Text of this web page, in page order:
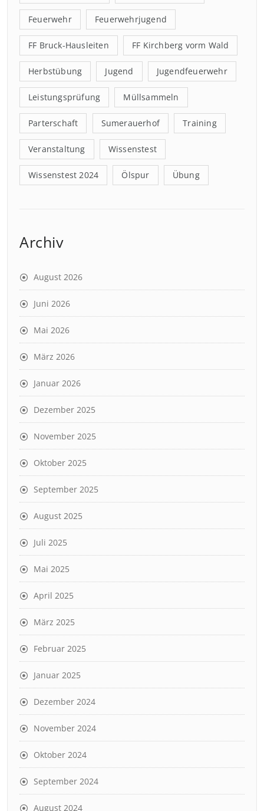
Feuerwehr Feuerwehrjugend
FF Bruck-Hausleiten FF Kirchberg vorm Wald
Herbstübung Jugend Jugendfeuerwehr
Leistungsprüfung Müllsammeln
Parterschaft Sumerauerhof Training
Veranstaltung Wissenstest
Wissenstest 2024 Ölspur Übung
Archiv
August 2026
Juni 2026
Mai 2026
März 2026
Januar 2026
Dezember 2025
November 2025
Oktober 2025
September 2025
August 2025
Juli 2025
Mai 2025
April 2025
März 2025
Februar 2025
Januar 2025
Dezember 2024
November 2024
Oktober 2024
September 2024
August 2024